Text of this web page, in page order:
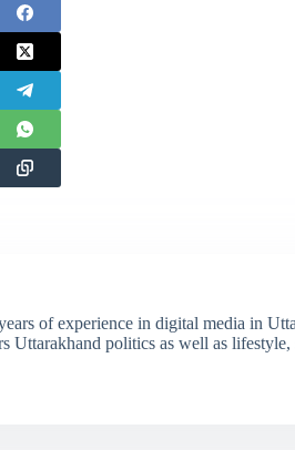
of experience in digital media in
Uttarakhand politics as well as lifestyle,